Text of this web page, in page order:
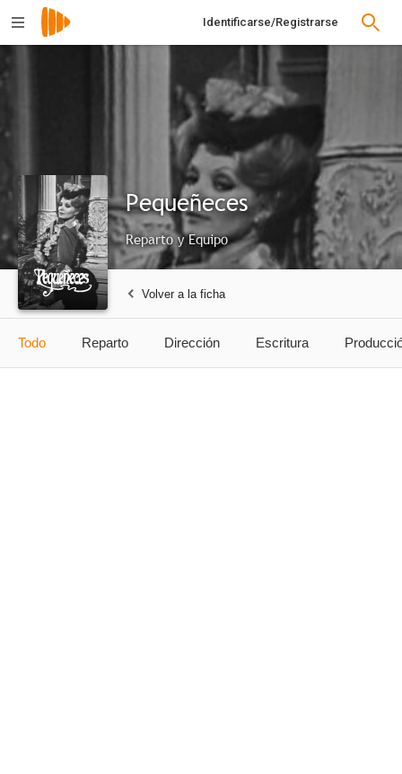
Identificarse/Registrarse
Pequeñeces
Reparto y Equipo
Volver a la ficha
Todo Reparto Dirección Escritura